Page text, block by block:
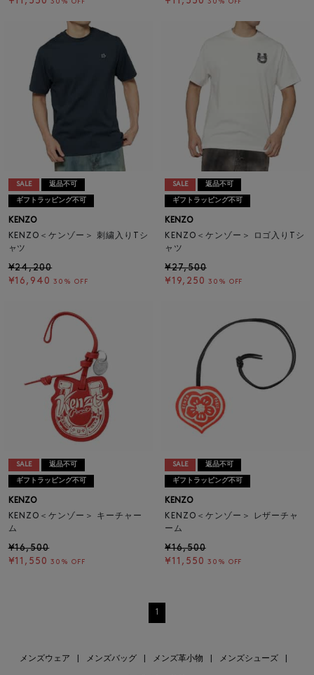
30% OFF 30% OFF
SALE 返品不可
ギフトラッピング不可
KENZO
KENZO＜ケンゾー＞ 刺繍入りTシ
ャツ
¥24,200
¥16,940 30% OFF
SALE 返品不可
ギフトラッピング不可
KENZO
KENZO＜ケンゾー＞ ロゴ入りTシ
ャツ
¥27,500
¥19,250 30% OFF
SALE 返品不可
ギフトラッピング不可
KENZO
KENZO＜ケンゾー＞ キーチャー
ム
¥16,500
¥11,550 30% OFF
SALE 返品不可
ギフトラッピング不可
KENZO
KENZO＜ケンゾー＞ レザーチャ
ーム
¥16,500
¥11,550 30% OFF
1
メンズウェア メンズバッグ メンズ革小物 メンズシューズ